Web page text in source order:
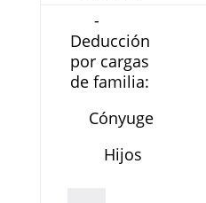
-
Deducción
por cargas
de familia:
Cónyuge
Hijos